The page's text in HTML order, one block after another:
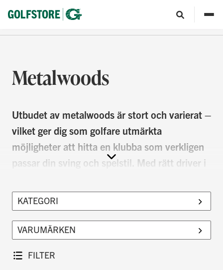
Metalwoods
Utbudet av metalwoods är stort och varierat –
vilket ger dig som golfare utmärkta
möjligheter att hitta en klubba som verkligen
passar din sving och spelstil. Med rätt driver i
konsekvent, och spelet blir betydligt roligare.
På Golfstore testar och väljer vi ut
marknadens bästa modeller, så att du alltid
kan känna dig trygg med att du hittar en
klubba som passar ditt spel.
FILTER